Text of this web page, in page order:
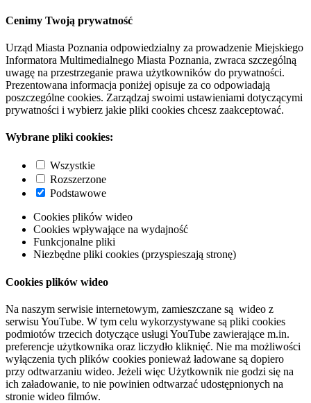
Cenimy Twoją prywatność
Urząd Miasta Poznania odpowiedzialny za prowadzenie Miejskiego
Informatora Multimedialnego Miasta Poznania, zwraca szczególną
uwagę na przestrzeganie prawa użytkowników do prywatności.
Prezentowana informacja poniżej opisuje za co odpowiadają
poszczególne cookies. Zarządzaj swoimi ustawieniami dotyczącymi
prywatności i wybierz jakie pliki cookies chcesz zaakceptować.
Wybrane pliki cookies:
Wszystkie
Rozszerzone
Podstawowe
Cookies plików wideo
Cookies wpływające na wydajność
Funkcjonalne pliki
Niezbędne pliki cookies (przyspieszają stronę)
Cookies plików wideo
Na naszym serwisie internetowym, zamieszczane są wideo z
serwisu YouTube. W tym celu wykorzystywane są pliki cookies
podmiotów trzecich dotyczące usługi YouTube zawierające m.in.
preferencje użytkownika oraz liczydło kliknięć. Nie ma możliwości
wyłączenia tych plików cookies ponieważ ładowane są dopiero
przy odtwarzaniu wideo. Jeżeli więc Użytkownik nie godzi się na
ich załadowanie, to nie powinien odtwarzać udostępnionych na
stronie wideo filmów.